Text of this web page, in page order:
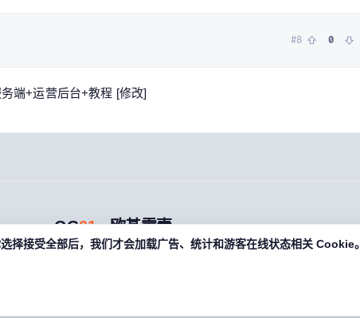
择接受全部后，我们才会加载广告、统计和游客在线状态相关 Cookie。
#8 0
端+运营后台+教程 [修改]
OG01· 欧基零壹
游戏藏宝湾 · 老玩家的数字宝库 · og01.com